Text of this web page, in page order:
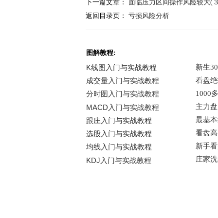
下一篇文章： 面临压力区间操作风险较大(
返回目录页： 亏损风险分析
图解教程: